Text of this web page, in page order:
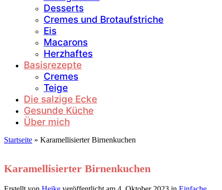
Desserts
Cremes und Brotaufstriche
Eis
Macarons
Herzhaftes
Basisrezepte
Cremes
Teige
Die salzige Ecke
Gesunde Küche
Über mich
Startseite » Karamellisierter Birnenkuchen
Karamellisierter Birnenkuchen